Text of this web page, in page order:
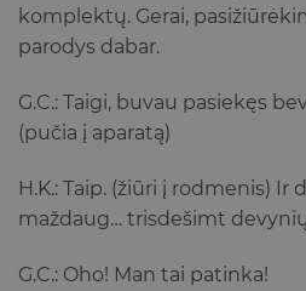
komplektų. Gerai,
parodys dabar.
G.C.: Taigi, buvau pasiekęs
(pučia į aparatą)
H.K.: Taip. (žiūri į rodmenis) Ir
maždaug… trisdešimt
G.C.: Oho! Man tai patinka!